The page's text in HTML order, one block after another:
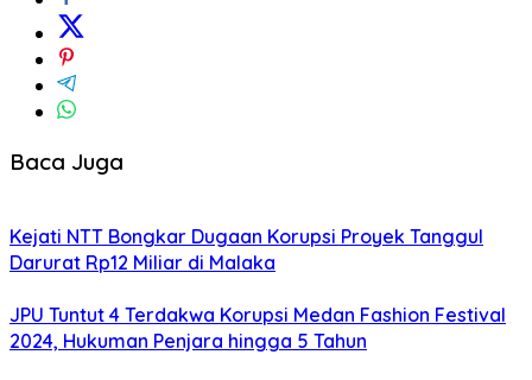
Baca Juga
Kejati NTT Bongkar Dugaan Korupsi Proyek Tanggul
Darurat Rp12 Miliar di Malaka
JPU Tuntut 4 Terdakwa Korupsi Medan Fashion Festival
2024, Hukuman Penjara hingga 5 Tahun